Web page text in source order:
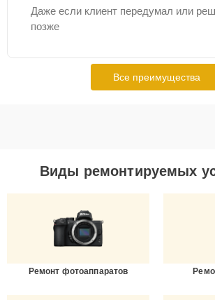
Даже если клиент передумал или
позже
Все преимущества
Виды ремонтируемых
Ремонт фотоаппаратов